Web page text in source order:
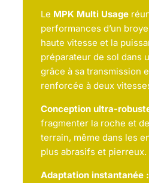
Le MPK Multi Usage
performances d’un
haute vitesse et la
préparateur de sol dans
grâce à sa transmission
renforcée à deux
Conception ultra-
fragmenter la roche et
terrain, même dans les
plus abrasifs et pierreux.
Adaptation instantanée :